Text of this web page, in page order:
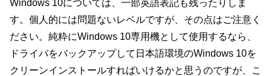
Windows 10については、一部英語表記も残ったりしま
す。個人的には問題ないレベルですが、その点はご注意く
ださい。純粋にWindows 10専用機として使用するなら、
ドライバをバックアップして日本語環境のWindows 10を
クリーンインストールすればいけるかと思うのですが、こ